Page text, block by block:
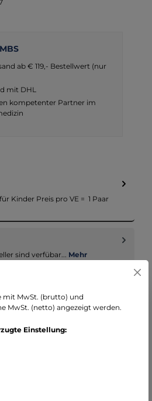
ab € 119,- Bestellwert (nur
mit DHL
kompetenter Partner im
Kinder Preis pro VE = 1 Paar
sind verfübar... Mehr
mit MwSt. (brutto) und
MwSt. (netto) angezeigt werden.
Einstellung: